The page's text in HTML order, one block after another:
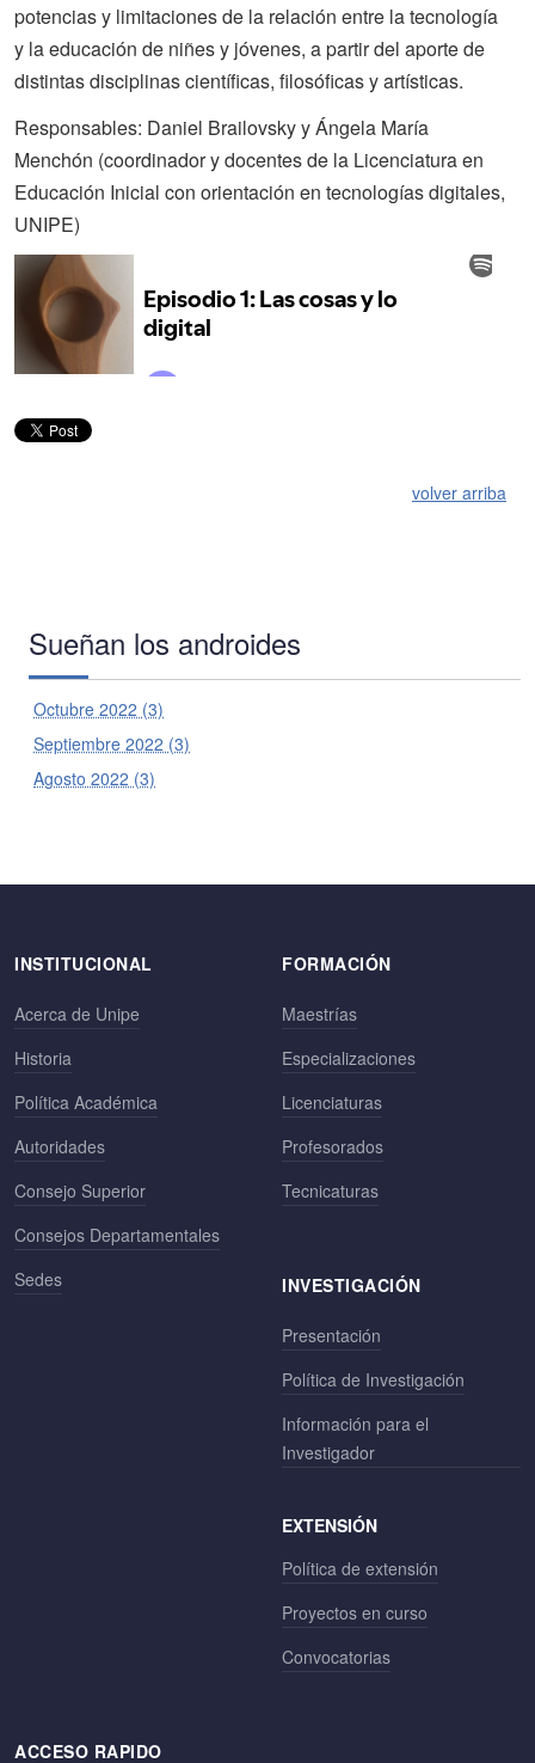
potencias y limitaciones de la relación entre la tecnología
y la educación de niñes y jóvenes, a partir del aporte de
distintas disciplinas científicas, filosóficas y artísticas.
Responsables: Daniel Brailovsky y Ángela María
Menchón (coordinador y docentes de la Licenciatura en
Educación Inicial con orientación en tecnologías digitales,
UNIPE)
volver arriba
Sueñan los androides
Octubre 2022 (3)
Septiembre 2022 (3)
Agosto 2022 (3)
INSTITUCIONAL
Acerca de Unipe
Historia
Política Académica
Autoridades
Consejo Superior
Consejos Departamentales
Sedes
FORMACIÓN
Maestrías
Especializaciones
Licenciaturas
Profesorados
Tecnicaturas
INVESTIGACIÓN
Presentación
Política de Investigación
Información para el
Investigador
EXTENSIÓN
Política de extensión
Proyectos en curso
Convocatorias
ACCESO RAPIDO